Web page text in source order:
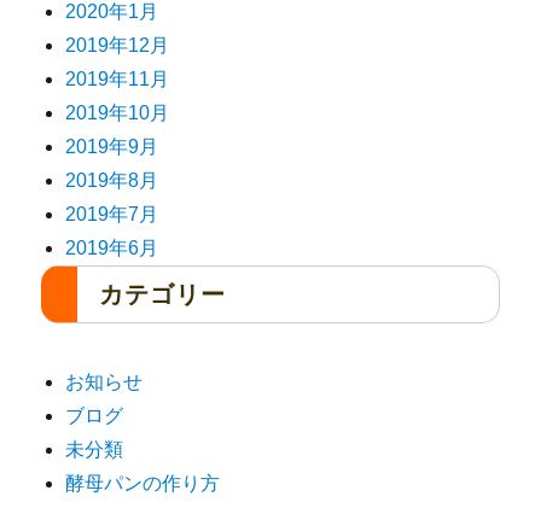
2020年1月
2019年12月
2019年11月
2019年10月
2019年9月
2019年8月
2019年7月
2019年6月
カテゴリー
お知らせ
ブログ
未分類
酵母パンの作り方